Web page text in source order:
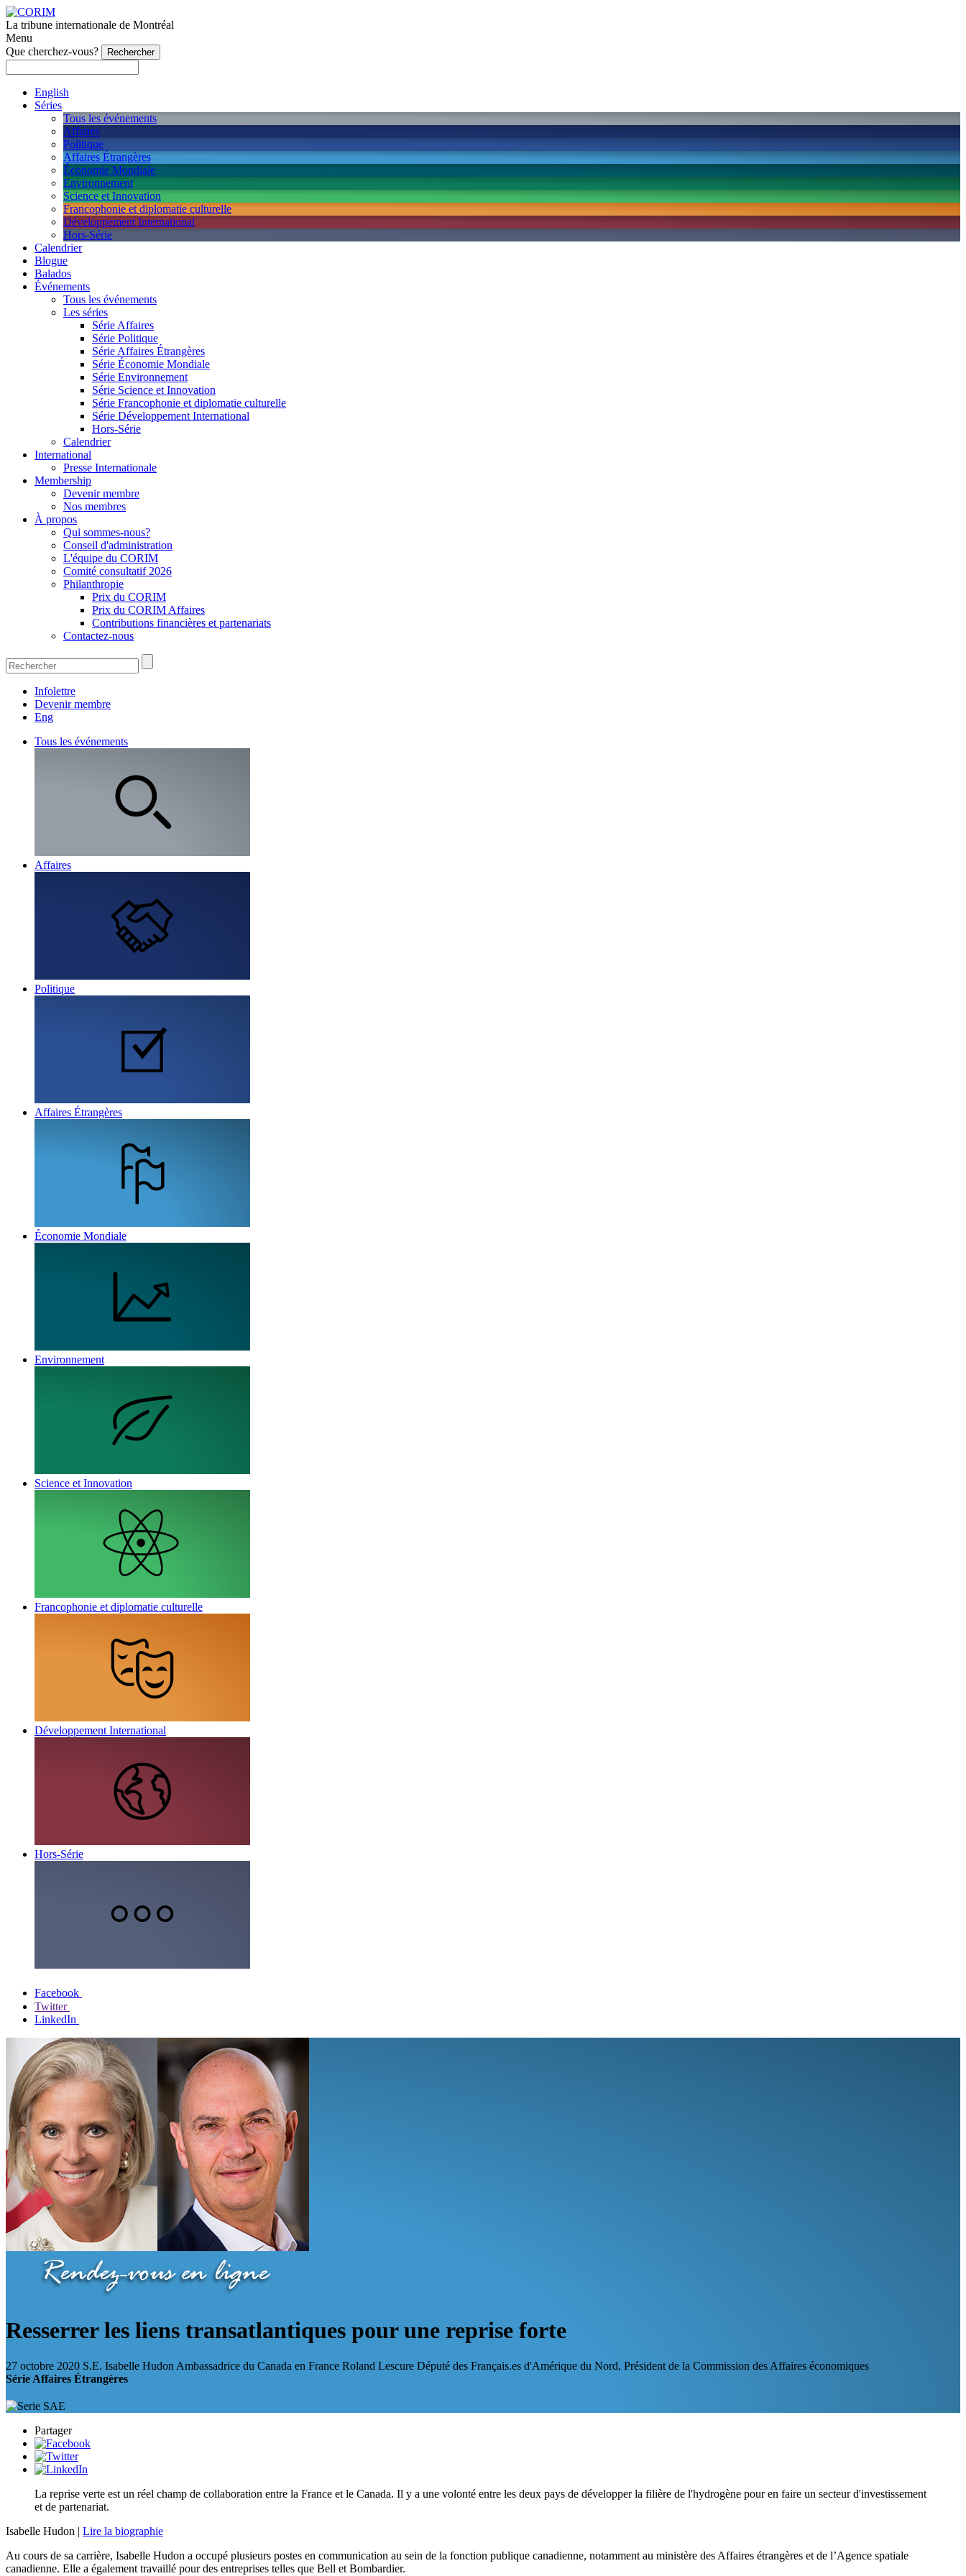
La tribune internationale de Montréal
Menu
Que cherchez-vous?
English
Séries
Tous les événements
Affaires
Politique
Affaires Étrangères
Économie Mondiale
Environnement
Science et Innovation
Francophonie et diplomatie culturelle
Développement International
Hors-Série
Calendrier
Blogue
Balados
Événements
Tous les événements
Les séries
Série Affaires
Série Politique
Série Affaires Étrangères
Série Économie Mondiale
Série Environnement
Série Science et Innovation
Série Francophonie et diplomatie culturelle
Série Développement International
Hors-Série
Calendrier
International
Presse Internationale
Membership
Devenir membre
Nos membres
À propos
Qui sommes-nous?
Conseil d'administration
L'équipe du CORIM
Comité consultatif 2026
Philanthropie
Prix du CORIM
Prix du CORIM Affaires
Contributions financières et partenariats
Contactez-nous
Infolettre
Devenir membre
Eng
Tous les événements
Affaires
Politique
Affaires Étrangères
Économie Mondiale
Environnement
Science et Innovation
Francophonie et diplomatie culturelle
Développement International
Hors-Série
Facebook
Twitter
LinkedIn
Resserrer les liens transatlantiques pour une reprise forte
27 octobre 2020 S.E. Isabelle Hudon Ambassadrice du Canada en France Roland Lescure Député des Français.es d'Amérique du Nord, Président de la Commission des Affaires économiques
Série Affaires Étrangères
Partager
La reprise verte est un réel champ de collaboration entre la France et le Canada. Il y a une volonté entre les deux pays de développer la filière de l'hydrogène pour en faire un secteur d'investissement
et de partenariat.
Isabelle Hudon | Lire la biographie
Au cours de sa carrière, Isabelle Hudon a occupé plusieurs postes en communication au sein de la fonction publique canadienne, notamment au ministère des Affaires étrangères et de l’Agence spatiale
canadienne. Elle a également travaillé pour des entreprises telles que Bell et Bombardier.